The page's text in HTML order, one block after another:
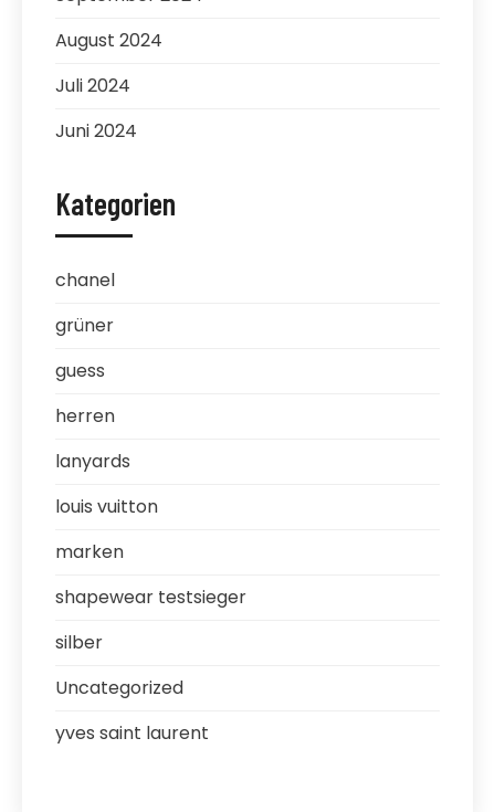
August 2024
Juli 2024
Juni 2024
Kategorien
chanel
grüner
guess
herren
lanyards
louis vuitton
marken
shapewear testsieger
silber
Uncategorized
yves saint laurent